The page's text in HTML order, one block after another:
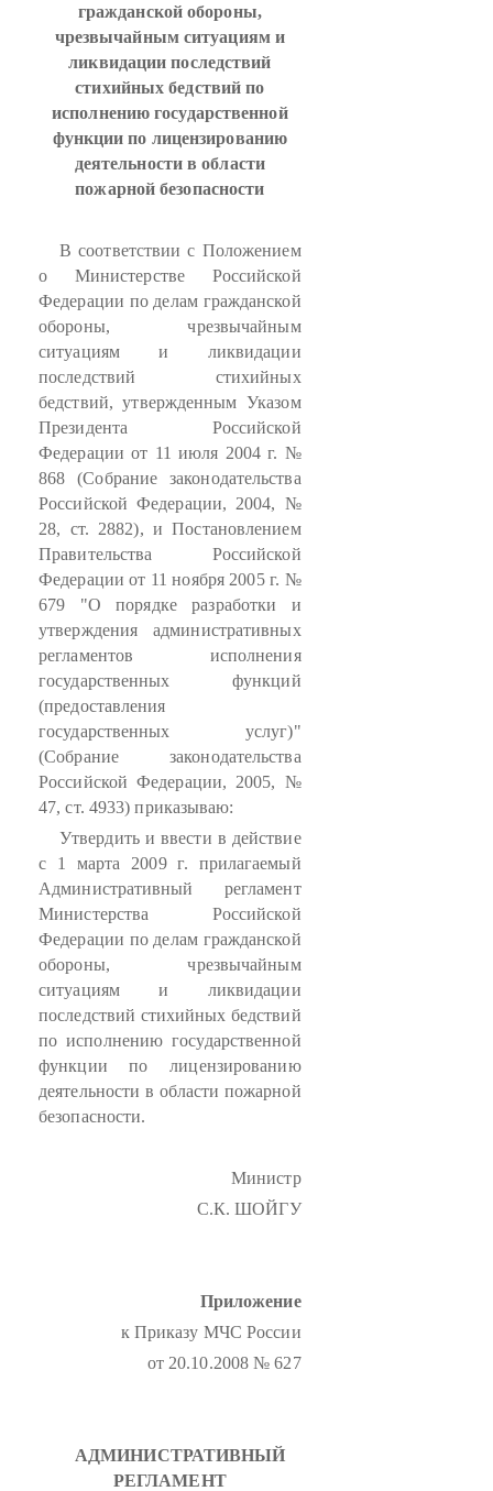
гражданской обороны,
чрезвычайным ситуациям и
ликвидации последствий
стихийных бедствий по
исполнению государственной
функции по лицензированию
деятельности в области
пожарной безопасности
В соответствии с Положением
о Министерстве Российской
Федерации по делам гражданской
обороны, чрезвычайным
ситуациям и ликвидации
последствий стихийных
бедствий, утвержденным Указом
Президента Российской
Федерации от 11 июля 2004 г. №
868 (Собрание законодательства
Российской Федерации, 2004, №
28, ст. 2882), и Постановлением
Правительства Российской
Федерации от 11 ноября 2005 г. №
679 "О порядке разработки и
утверждения административных
регламентов исполнения
государственных функций
(предоставления
государственных услуг)"
(Собрание законодательства
Российской Федерации, 2005, №
47, ст. 4933) приказываю:
Утвердить и ввести в действие
с 1 марта 2009 г. прилагаемый
Административный регламент
Министерства Российской
Федерации по делам гражданской
обороны, чрезвычайным
ситуациям и ликвидации
последствий стихийных бедствий
по исполнению государственной
функции по лицензированию
деятельности в области пожарной
безопасности.
Министр
С.К. ШОЙГУ
Приложение
к Приказу МЧС России
от 20.10.2008 № 627
АДМИНИСТРАТИВНЫЙ
РЕГЛАМЕНТ